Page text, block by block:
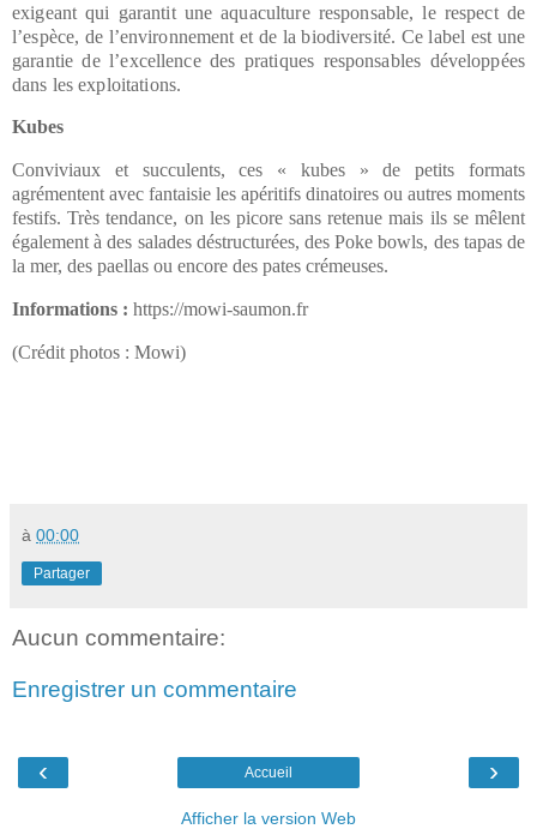
exigeant qui garantit une aquaculture responsable, le respect de
l’espèce, de l’environnement et de la biodiversité. Ce label est une
garantie de l’excellence des pratiques responsables développées
dans les exploitations.
Kubes
Conviviaux et succulents, ces « kubes » de petits formats
agrémentent avec fantaisie les apéritifs dinatoires ou autres moments
festifs. Très tendance, on les picore sans retenue mais ils se mêlent
également à des salades déstructurées, des Poke bowls, des tapas de
la mer, des paellas ou encore des pates crémeuses.
Informations : https://mowi-saumon.fr
(Crédit photos : Mowi)
à 00:00
Partager
Aucun commentaire:
Enregistrer un commentaire
‹ ›
Accueil
Afficher la version Web